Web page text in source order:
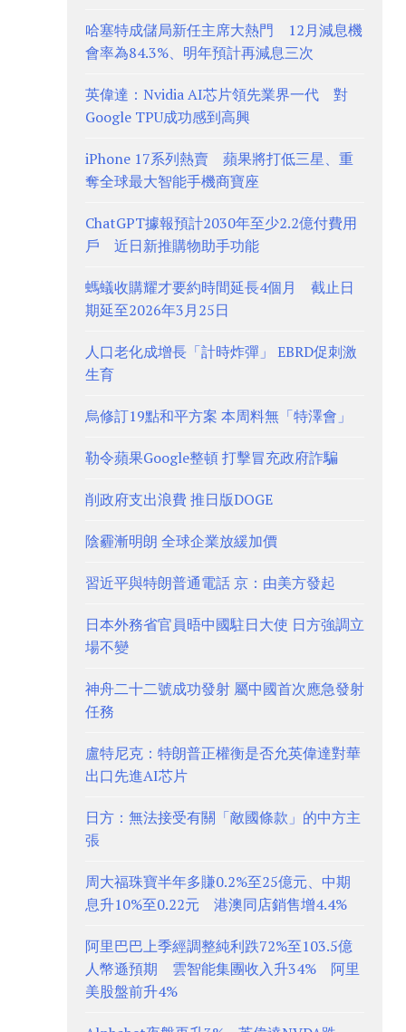
哈塞特成儲局新任主席大熱門 12月減息機
會率為84.3%、明年預計再減息三次
英偉達：Nvidia AI芯片領先業界一代 對
Google TPU成功感到高興
iPhone 17系列熱賣 蘋果將打低三星、重
奪全球最大智能手機商寶座
ChatGPT據報預計2030年至少2.2億付費用
戶 近日新推購物助手功能
螞蟻收購耀才要約時間延長4個月 截止日
期延至2026年3月25日
人口老化成增長「計時炸彈」 EBRD促刺激
生育
烏修訂19點和平方案 本周料無「特澤會」
勒令蘋果Google整頓 打擊冒充政府詐騙
削政府支出浪費 推日版DOGE
陰霾漸明朗 全球企業放緩加價
習近平與特朗普通電話 京：由美方發起
日本外務省官員晤中國駐日大使 日方強調立
場不變
神舟二十二號成功發射 屬中國首次應急發射
任務
盧特尼克：特朗普正權衡是否允英偉達對華
出口先進AI芯片
日方：無法接受有關「敵國條款」的中方主
張
周大福珠寶半年多賺0.2%至25億元、中期
息升10%至0.22元 港澳同店銷售增4.4%
阿里巴巴上季經調整純利跌72%至103.5億
人幣遜預期 雲智能集團收入升34% 阿里
美股盤前升4%